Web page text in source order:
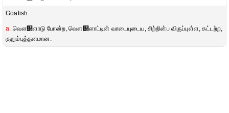
Goatish
a. வௌ஢ளாடு போன்ற, வௌ஢ளாட்டின் வாடையுடைய, சிற்றின்ப விருப்புள்ள, கட்டற்ற,
குறும்புத்தனமான.